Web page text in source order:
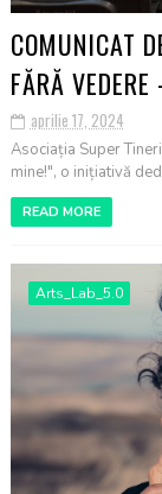
COMUNICAT
FĂRĂ
aprilie 17, 2024
Asociația Super
mine!", o inițiativă
READ MORE
Arts_Lab_5.0